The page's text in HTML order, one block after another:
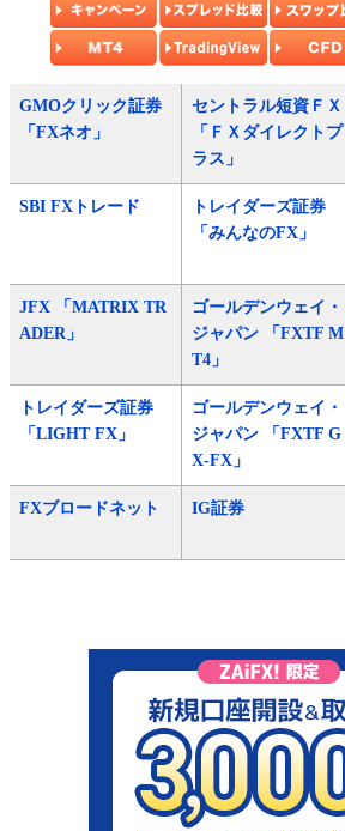
GMOクリック証券
「FXネオ」
セントラル短資ＦＸ
「ＦＸダイレクトプ
ラス」
SBI FXトレード
トレイダーズ証券
「みんなのFX」
JFX 「MATRIX TR
ADER」
ゴールデンウェイ・
ジャパン 「FXTF M
T4」
トレイダーズ証券
「LIGHT FX」
ゴールデンウェイ・
ジャパン 「FXTF G
X-FX」
FXブロードネット IG証券